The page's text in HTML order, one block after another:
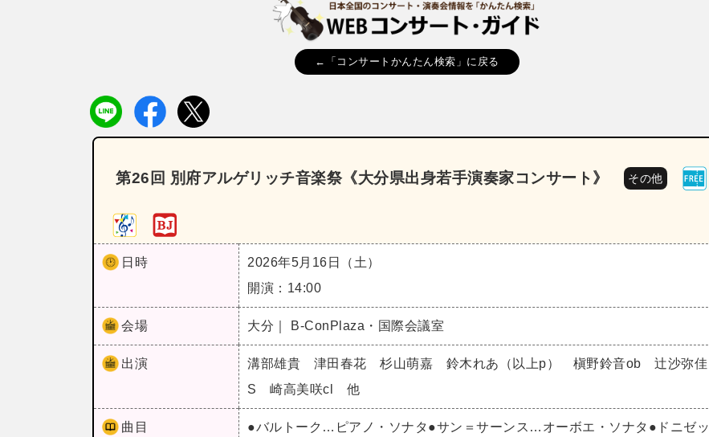
←「コンサートかんたん検索」に戻る
第26回 別府アルゲリッチ音楽祭《大分県出身若手演奏家コンサート》 その他
日時
2026年5月16日（土）
開演：14:00
会場 大分｜ B‐ConPlaza・国際会議室
出演
溝部雄貴 津田春花 杉山萌嘉 鈴木れあ（以上p） 槇野鈴音ob 辻沙弥佳
S 崎高美咲cl 他
曲目
●バルトーク…ピアノ・ソナタ●サン＝サーンス…オーボエ・ソナタ●ドニゼッ